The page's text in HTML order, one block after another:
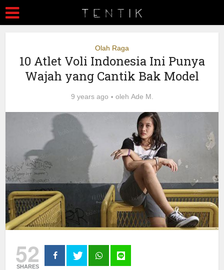
Olah Raga
10 Atlet Voli Indonesia Ini Punya
Wajah yang Cantik Bak Model
9 years ago oleh Ade M.
52
SHARES